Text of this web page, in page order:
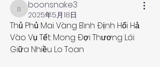
boonsnake3
boonsnake3
2025年5月18日
Thủ Phủ Mai Vàng Bình Định Hối Hả
Vào Vụ Tết: Mong Đợi Thương Lái
Giữa Nhiều Lo Toan